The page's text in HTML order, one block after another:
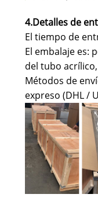
4.Detalles de
El tiempo de
El embalaje es:
del tubo
Métodos de
expreso (DHL /